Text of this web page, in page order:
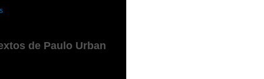
de Paulo Urban